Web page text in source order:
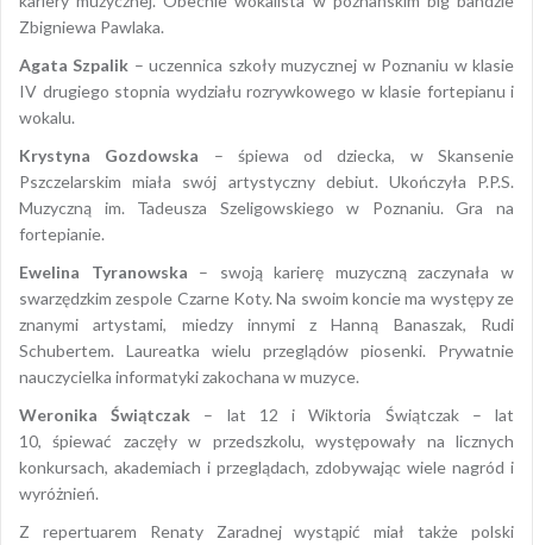
Zbigniewa Pawlaka.
Agata Szpalik – uczennica szkoły muzycznej w Poznaniu w klasie
IV drugiego stopnia wydziału rozrywkowego w klasie fortepianu i
wokalu.
Krystyna Gozdowska – śpiewa od dziecka, w Skansenie
Pszczelarskim miała swój artystyczny debiut. Ukończyła P.P.S.
Muzyczną im. Tadeusza Szeligowskiego w Poznaniu. Gra na
fortepianie.
Ewelina Tyranowska – swoją karierę muzyczną zaczynała w
swarzędzkim zespole Czarne Koty. Na swoim koncie ma występy ze
znanymi artystami, miedzy innymi z Hanną Banaszak, Rudi
Schubertem. Laureatka wielu przeglądów piosenki. Prywatnie
nauczycielka informatyki zakochana w muzyce.
Weronika Świątczak – lat 12 i Wiktoria Świątczak – lat
10, śpiewać zaczęły w przedszkolu, występowały na licznych
konkursach, akademiach i przeglądach, zdobywając wiele nagród i
wyróżnień.
Z repertuarem Renaty Zaradnej wystąpić miał także polski